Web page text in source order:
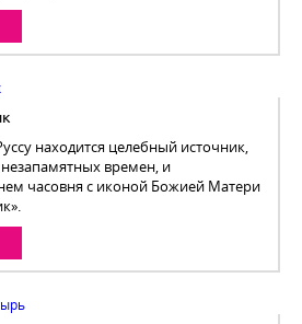
находится целебный источник,
времен, и
часовня с иконой Божией Матери